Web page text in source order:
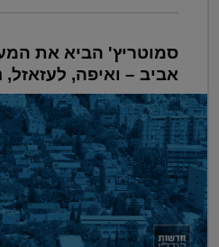
סמוטריץ' הביא את
אביב – ואיפה, לעזאזל,